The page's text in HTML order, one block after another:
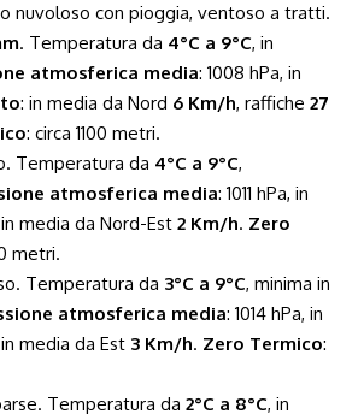
nuvoloso con pioggia, ventoso a tratti.
. Temperatura da 4°C a 9°C, in
atmosferica media: 1008 hPa, in
: in media da Nord 6 Km/h, raffiche 27
: circa 1100 metri.
Temperatura da 4°C a 9°C,
atmosferica media: 1011 hPa, in
media da Nord-Est 2 Km/h. Zero
metri.
Temperatura da 3°C a 9°C, minima in
atmosferica media: 1014 hPa, in
media da Est 3 Km/h. Zero Termico:
Temperatura da 2°C a 8°C, in